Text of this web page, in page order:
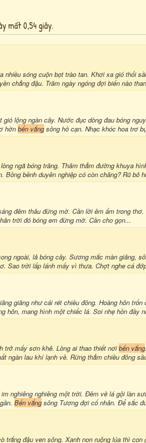
mất 0,54 giây.
sóng cuộn bọt trào tan. Khơi xa gió thổi
chẳng đậu. Trăm ngày ngóng đợi biển nào
lộng ngàn cây. Nước đục dòng đau bóng
hờn bến vắng sông hồ cạn. Nhạc khóc hoa trơ
ngã bóng trăng. Thăm thẳm đường khuya
Bồng bềnh duyên nghiệp có còn chăng? Rũ bỏ
đêm thâu đừng mờ. Cần lời êm ấm trong
trời đó bóng em đừng mờ. Cần cho gọn...
ngoài, lả bóng cây. Sương mắc màn giăng,
Sao trời lấp lánh mấy vì thưa. Chợt nghe cá
giăng như cái rét chiều đông. Hoàng hôn
hôn, mang hình một chiếc lá. Soi nhẹ hồn đầy
trở mấy sơn khê. Lòng ai thao thiết nơibến vắng
ngàn lau khí lạnh về. Rừng thẳm chiều đông
nghiêng nghiêng một trời. Đêm về lá gội làn
Bến vắng sông Tương đợi cố nhân. Để sắc
trắng đậu ven sông. Xanh non ruộng lúa thì